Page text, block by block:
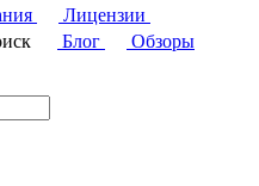
Лицензии
Блог
Обзоры